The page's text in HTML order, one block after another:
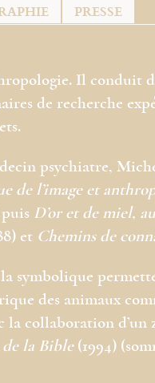
PRESSE
Il conduit
de recherche
psychiatre,
de l’image et
D’or et de miel,
et Chemins de
symbolique
des animaux
collaboration d’un
la Bible(1994)